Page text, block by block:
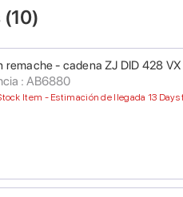
(10)
remache - cadena ZJ DID 428
: AB6880
Item - Estimación de llegada 13